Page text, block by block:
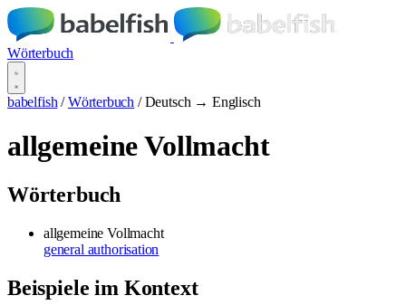
Wörterbuch
babelfish / Wörterbuch / Deutsch → Englisch
allgemeine Vollmacht
Wörterbuch
allgemeine Vollmacht
general authorisation
Beispiele im Kontext